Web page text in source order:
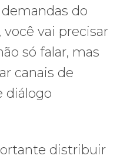
do
você vai precisar
só falar, mas
canais de
diálogo
distribuir